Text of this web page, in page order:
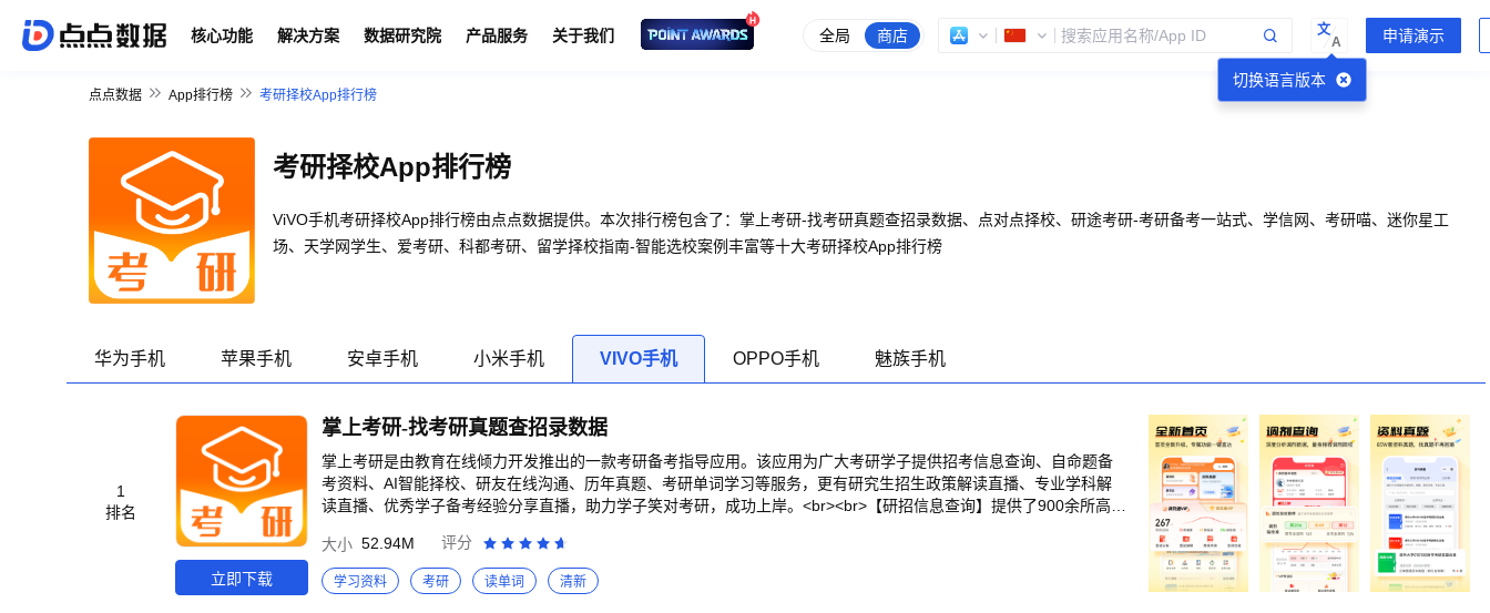
核心功能 解决方案 数据研究院 产品服务 关于我们 全局 商店
切换语言版本
文
A
点点数据 App排行榜 考研择校App排行榜
考研择校App排行榜
ViVO手机考研择校App排行榜由点点数据提供。本次排行榜包含了：掌上考研-找考研真题查招录数据、点对点择校、研途考研-考研备考一站式、学信网、考研喵、迷你星工
场、天学网学生、爱考研、科都考研、留学择校指南-智能选校案例丰富等十大考研择校App排行榜
华为手机 苹果手机 安卓手机 小米手机 VIVO手机 OPPO手机 魅族手机
1
排名
立即下载
掌上考研-找考研真题查招录数据
掌上考研是由教育在线倾力开发推出的一款考研备考指导应用。该应用为广大考研学子提供招考信息查询、自命题备
考资料、AI智能择校、研友在线沟通、历年真题、考研单词学习等服务，更有研究生招生政策解读直播、专业学科解
读直播、优秀学子备考经验分享直播，助力学子笑对考研，成功上岸。<br><br>【研招信息查询】提供了900余所高校
高校的招生情况。<br>【考研资料真题】60万+院校自命题备考资料和考试真题，汇集各院校往届高分学长学姐复习资
料，精心汇编自命题考试的核心内容。告别繁琐查找，一键锁定资料。<br>【考研在线题库】50000＋全科精选试
题，历年真题、考点刷题、错题集等功能上线，严格依据考试大纲精编上千道模拟题，各类习题一网打尽。<br>【考
大小 52.94M 评分
学习资料 考研 读单词 清新